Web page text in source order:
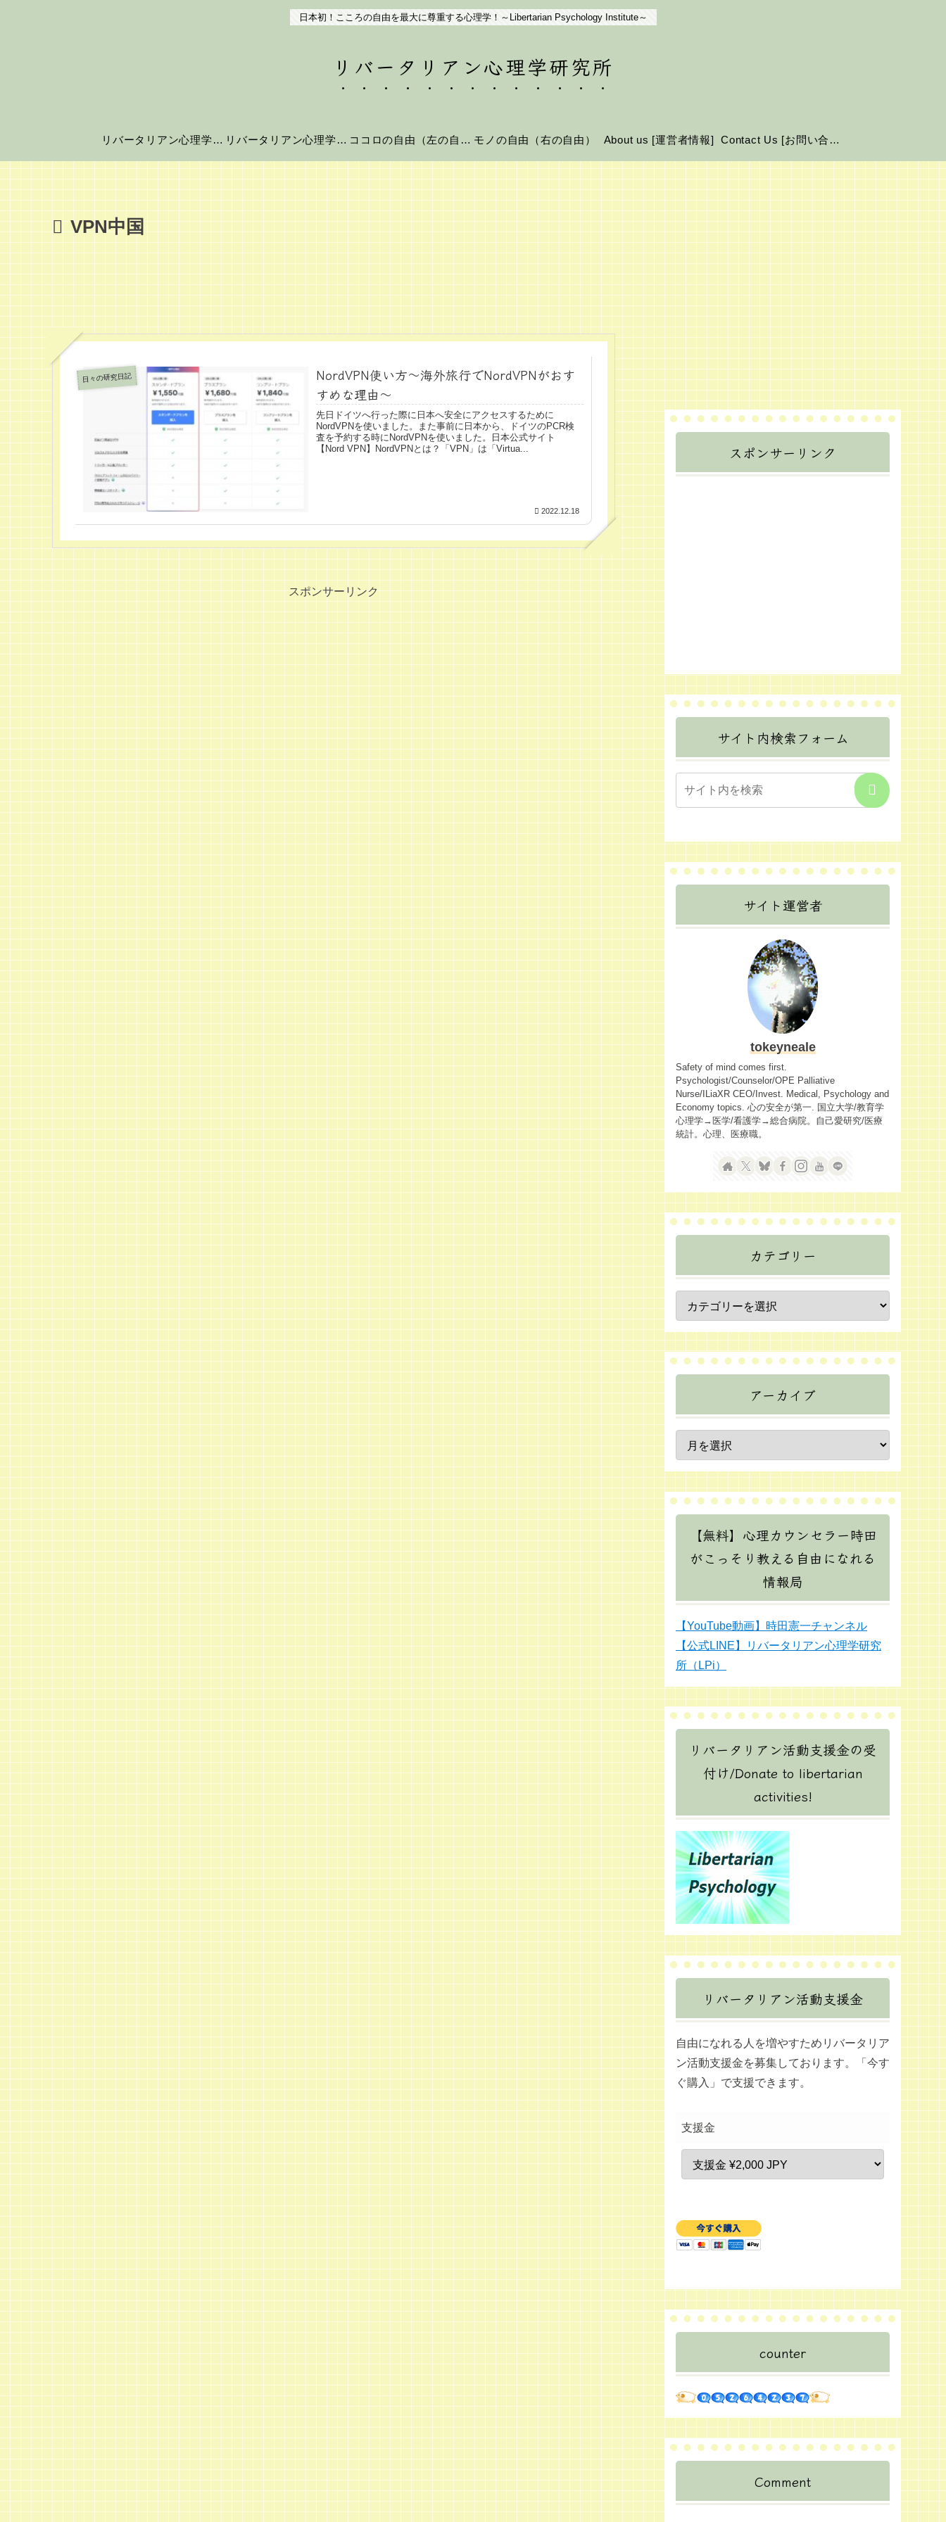
日本初！こころの自由を最大に尊重する心理学！～Libertarian Psychology Institute～
リバータリアン心理学研究所
リバータリアン心理学の世界へようこそ！ リバータリアン心理学とは？ ココロの自由（左の自由） モノの自由（右の自由） About us [運営者情報] Contact Us [お問い合わせ]
VPN中国
日々の研究日記
NordVPN使い方～海外旅行でNordVPNがおす
すめな理由～
先日ドイツへ行った際に日本へ安全にアクセスするために
NordVPNを使いました。また事前に日本から、ドイツのPCR検
査を予約する時にNordVPNを使いました。日本公式サイト
【Nord VPN】NordVPNとは？「VPN」は「Virtua...
2022.12.18
スポンサーリンク
スポンサーリンク
サイト内検索フォーム
サイト運営者
tokeyneale
Safety of mind comes first.
Psychologist/Counselor/OPE Palliative
Nurse/ILiaXR CEO/Invest. Medical, Psychology and
Economy topics. 心の安全が第一. 国立大学/教育学
心理学→医学/看護学→総合病院。自己愛研究/医療
統計。心理、医療職。
カテゴリー
アーカイブ
【無料】心理カウンセラー時田
がこっそり教える自由になれる
情報局
【YouTube動画】時田憲一チャンネル
【公式LINE】リバータリアン心理学研究
所（LPi）
リバータリアン活動支援金の受
付け/Donate to libertarian
activities!
リバータリアン活動支援金
自由になれる人を増やすためリバータリア
ン活動支援金を募集しております。「今す
ぐ購入」で支援できます。
支援金
counter
Comment